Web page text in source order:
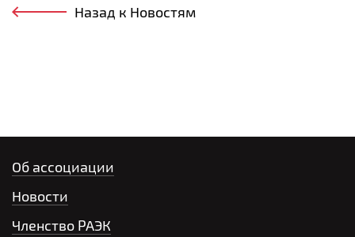
Назад к Новостям
Об ассоциации
Новости
Членство РАЭК